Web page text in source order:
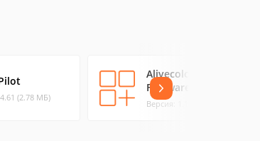
(2.78 МБ)
Alivecolors
Freeware
Версия: 1.1.1 (0.02 МБ)